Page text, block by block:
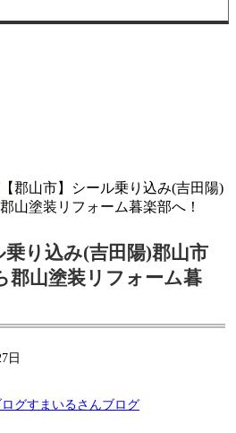
【郡山市】シール乗り込み(吉田陽)
山塗装リフォーム暮楽部へ！
乗り込み(吉田陽)郡山市
郡山塗装リフォーム暮
日
グすまいるさんブログ